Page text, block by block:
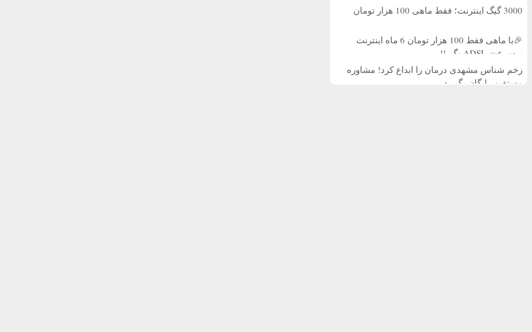
3000 گیگ اینترنت؛ فقط ماهی 100 هزار تومان
🎉با ماهی فقط 100 هزار تومان 6 ماه اینترنت
پرسرعت ADSL بگیر!!
زخم شناس مشهدی درمان را ابداع کرد! مشاوره
مستقیم رایگان بگیرید